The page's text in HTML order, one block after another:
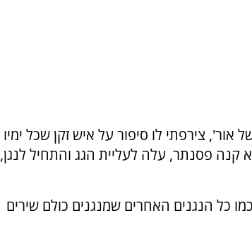
צירפתי לו סיפור על איש זקן שכל ימיו
קנה פסנתר, עלה לעליית הגג והתחיל לנגן,
כל הנגנים האחרים שמנגנים כולם שירים